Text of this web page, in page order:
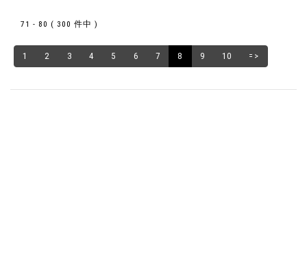
71 - 80 ( 300 件中 )
1 2 3 4 5 6 7 8 9 10 =>